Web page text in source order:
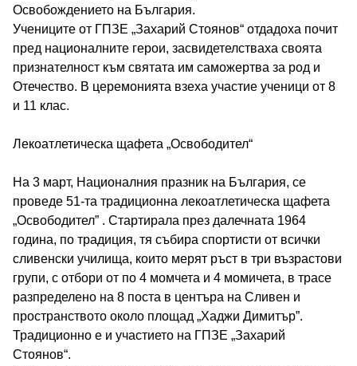
През учебната 2026/2027 година ПГПЗЕ „Захарий
Стоянов“ ще приеме ученици в следните
паралелки с профил „Чужди езици“::
Освобождението на България.
Учениците от ГПЗЕ „Захарий Стоянов“ отдадоха почит
пред националните герои, засвидетелстваха своята
признателност към святата им саможертва за род и
Отечество. В церемонията взеха участие ученици от 8
и 11 клас.
Лекоатлетическа щафета „Освободител“
На 3 март, Националния празник на България, се
проведе 51-та традиционна лекоатлетическа щафета
„Освободител” . Стартирала през далечната 1964
година, по традиция, тя събира спортисти от всички
сливенски училища, които мерят ръст в три възрастови
групи, с отбори от по 4 момчета и 4 момичета, в трасе
разпределено на 8 поста в центъра на Сливен и
пространството около площад „Хаджи Димитър”.
Традиционно е и участието на ГПЗЕ „Захарий
Стоянов“.